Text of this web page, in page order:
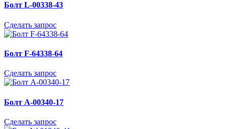
Болт L-00338-43
Сделать запрос
Болт F-64338-64
Сделать запрос
Болт A-00340-17
Сделать запрос